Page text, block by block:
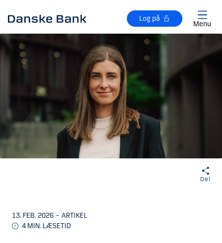
Log på
Menu
Del
13. FEB. 2026 – ARTIKEL
4 MIN. LÆSETID